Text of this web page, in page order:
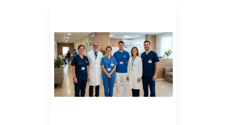
evolutivo per le
neurodivergenze
(Autismo, ADHD, DSA
e altre fragilità dello
sviluppo). Il mio